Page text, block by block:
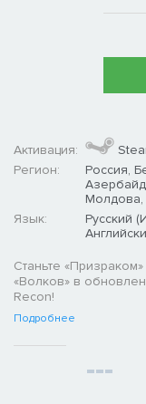
Активация:
Регион:
Россия,
Молдова,
Язык:
Русский
Станьте
«Волков» в
Recon!
Подробнее